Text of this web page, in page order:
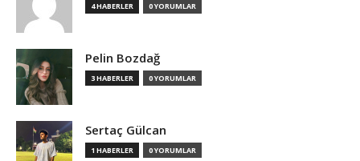
4 HABERLER 0 YORUMLAR
Pelin Bozdağ
3 HABERLER 0 YORUMLAR
Sertaç Gülcan
1 HABERLER 0 YORUMLAR